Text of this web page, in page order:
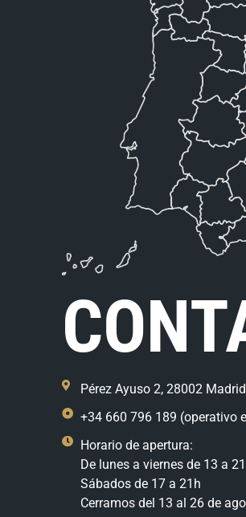
Pérez Ayuso 2, 28002 Madrid
+34 660 796 189 (operativo
Horario de apertura:
De lunes a viernes de 13 a
Sábados de 17 a 21h
Cerramos del 13 al 26 de